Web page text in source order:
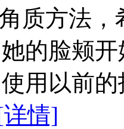
质方法
的脸颊
用以前
情]